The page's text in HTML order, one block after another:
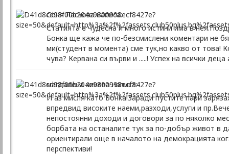
Соня Ласкова написа:
Статията е чудесна и много истини има в
Бонка ще кажа че по-безсмислени коментари не
ми(студент в момента) сме тук,но какво от това!
чува? Кервана си върви и .....! Успех на всички
магдалена хинева написа:
И аз мисля като Бонка!Заради пустите пари
впредвид високите наеми,разходи,услуги и
непостоянни доходи и договори за по няколко
борбата на останалите тук за по-добър живот в
ориентирали още в началото на демокрацията
перспективи!